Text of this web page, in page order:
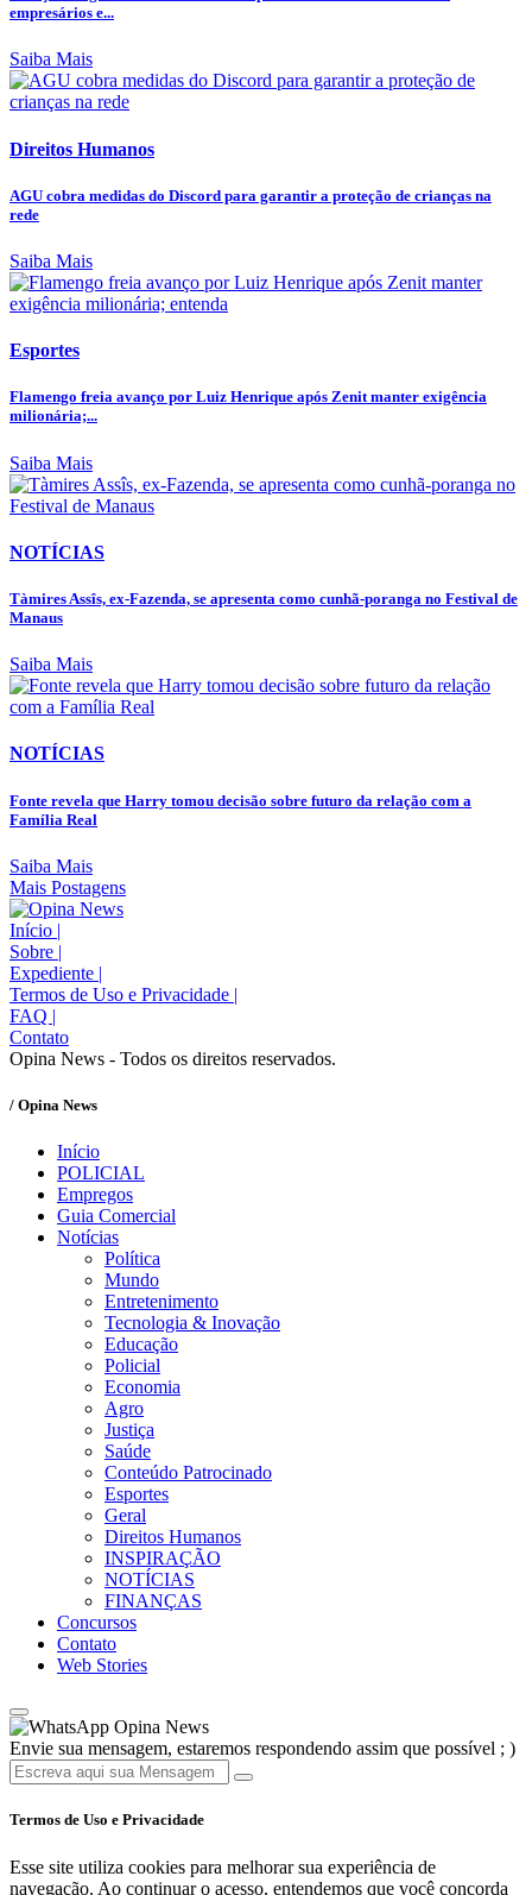
empresários e...
Saiba Mais
Direitos Humanos
AGU cobra medidas do Discord para garantir a proteção de crianças na
rede
Saiba Mais
Esportes
Flamengo freia avanço por Luiz Henrique após Zenit manter exigência
milionária;...
Saiba Mais
NOTÍCIAS
Tàmires Assîs, ex-Fazenda, se apresenta como cunhã-poranga no Festival de
Manaus
Saiba Mais
NOTÍCIAS
Fonte revela que Harry tomou decisão sobre futuro da relação com a
Família Real
Saiba Mais
Mais Postagens
Início |
Sobre |
Expediente |
Termos de Uso e Privacidade |
FAQ |
Contato
Opina News - Todos os direitos reservados.
/ Opina News
Início
POLICIAL
Empregos
Guia Comercial
Notícias
Política
Mundo
Entretenimento
Tecnologia & Inovação
Educação
Policial
Economia
Agro
Justiça
Saúde
Conteúdo Patrocinado
Esportes
Geral
Direitos Humanos
INSPIRAÇÃO
NOTÍCIAS
FINANÇAS
Concursos
Contato
Web Stories
Opina News
Envie sua mensagem, estaremos respondendo assim que possível ; )
Termos de Uso e Privacidade
Esse site utiliza cookies para melhorar sua experiência de
navegação. Ao continuar o acesso, entendemos que você concorda